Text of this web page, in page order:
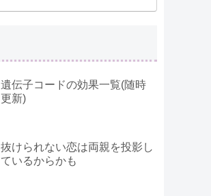
遺伝子コードの効果一覧(随時
更新)
抜けられない恋は両親を投影し
ているからかも